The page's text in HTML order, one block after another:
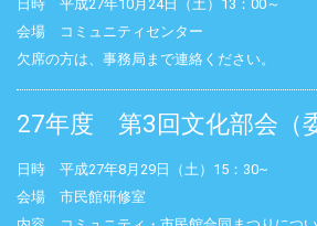
日時 平成27年10月24日（土）13：00～
会場 コミュニティセンター
欠席の方は、事務局まで連絡ください。
27年度 第3回文化部会（
日時 平成27年8月29日（土）15：30~
会場 市民館研修室